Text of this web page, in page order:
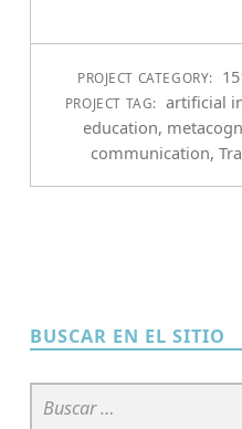
PROJECT CATEGORY:
PROJECT TAG: artificial
education,
communication,
BUSCAR EN EL SITIO
Buscar: